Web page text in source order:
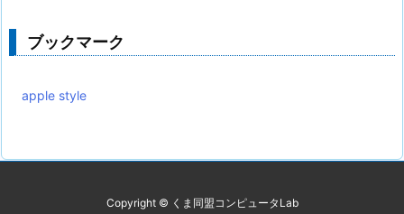
ブックマーク
apple style
Copyright © くま同盟コンピュータLab